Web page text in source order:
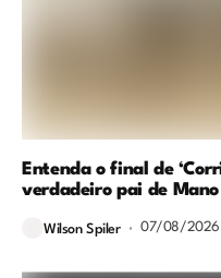
Entenda o final de
verdadeiro pai de
Wilson Spiler 07/08/2026